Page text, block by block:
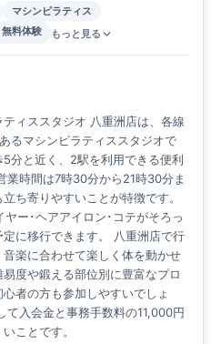
マシンピラティス
無料体験 もっと見る
ィススタジオ 八重洲店は、各線
るマシンピラティススタジオで
分と近く、2駅を利用できる便利
業時間は7時30分から21時30分ま
ち寄りやすいことが特徴です。
ー･ヘアアイロン･コテがそろっ
に移行できます。 八重洲店で行
楽に合わせて楽しく体を動かせ
度や鍛える部位別に豊富なプロ
者の方も参加しやすいでしょ
て入会金と事務手数料の11,000円
ことです。